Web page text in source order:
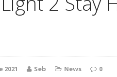
2021 Seb News 0